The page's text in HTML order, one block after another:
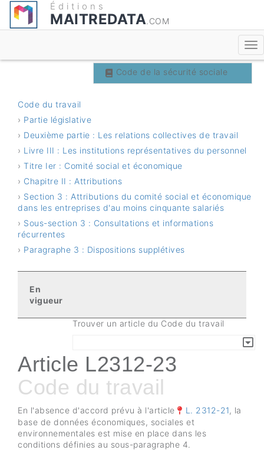
Éditions
MAITREDATA.COM
Code de la sécurité sociale
Code du travail
› Partie législative
› Deuxième partie : Les relations collectives de travail
› Livre III : Les institutions représentatives du personnel
› Titre Ier : Comité social et économique
› Chapitre II : Attributions
› Section 3 : Attributions du comité social et économique
dans les entreprises d'au moins cinquante salariés
› Sous-section 3 : Consultations et informations
récurrentes
› Paragraphe 3 : Dispositions supplétives
Trouver un article du Code du travail
En
vigueur
Article L2312-23
Code du travail
En l'absence d'accord prévu à l'article L. 2312-21, la
base de données économiques, sociales et
environnementales est mise en place dans les
conditions définies au sous-paragraphe 4.